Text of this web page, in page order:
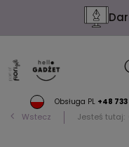
Obsługa PL +48
Wstecz Jesteś tutaj: